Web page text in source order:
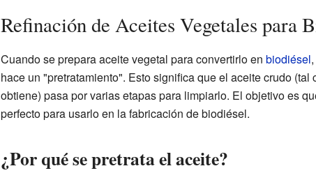
Refinación de Aceites Vegetales para
Cuando se prepara aceite vegetal para convertirlo en biodiésel
hace un "pretratamiento". Esto significa que el aceite crudo (tal
obtiene) pasa por varias etapas para limpiarlo. El objetivo es
perfecto para usarlo en la fabricación de biodiésel.
¿Por qué se pretrata el aceite?